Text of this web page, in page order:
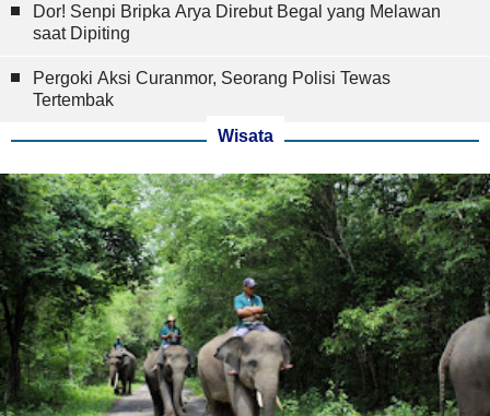
Dor! Senpi Bripka Arya Direbut Begal yang Melawan
saat Dipiting
Pergoki Aksi Curanmor, Seorang Polisi Tewas
Tertembak
Wisata